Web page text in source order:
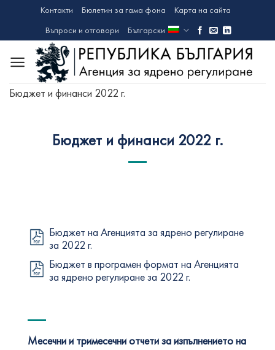
content
Контакти Бюлетин за гама фона
Карта на сайта
Въпроси и отговори
Български
Бюджет и финанси 2022 г.
Бюджет и финанси 2022 г.
Бюджет на Агенцията за ядрено регулиране
за 2022 г.
Бюджет в програмен формат на Агенцията
за ядрено регулиране за 2022 г.
Месечни и тримесечни отчети за изпълнението на